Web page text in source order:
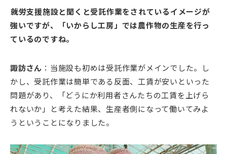
――就労支援施設と聞くと受託作業をされているイメージが
強いですが、「いからし工房」では農作物の生産を行っ
ているのですね。
諏訪さん ：当施設も初めは受託作業がメインでした。し
かし、受託作業は簡単である反面、工賃が安いといった
問題があり、「どうにか利用者さんたちの工賃を上げら
れないか」と考えた結果、生産者側になって働いてみよ
うということになりました。